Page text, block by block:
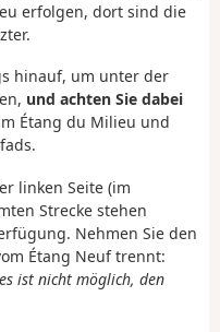
erfolgen, dort sind die
hinauf, um unter der
und achten Sie dabei
Étang du Milieu und
linken Seite (im
Strecke stehen
Nehmen Sie den
Étang Neuf trennt:
ist nicht möglich, den